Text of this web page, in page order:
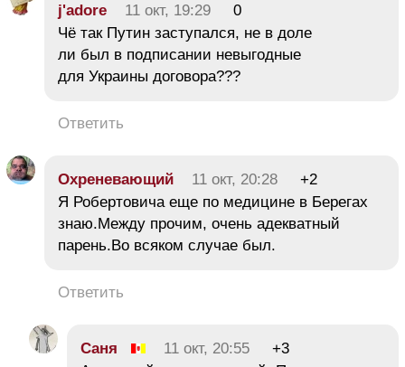
j'adore 11 окт, 19:29
0
Чё так Путин заступался, не в доле
ли был в подписании невыгодные
для Украины договора???
Ответить
Охреневающий 11 окт, 20:28
+2
Я Робертовича еще по медицине в Берегах
знаю.Между прочим, очень адекватный
парень.Во всяком случае был.
Ответить
Саня 11 окт, 20:55
+3